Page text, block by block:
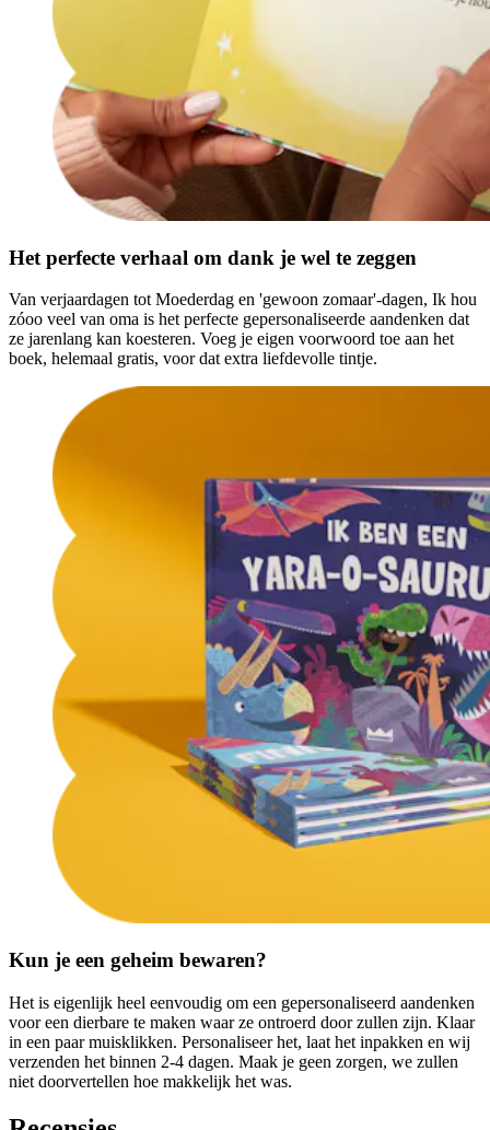
Het perfecte verhaal om dank je wel te zeggen
Van verjaardagen tot Moederdag en 'gewoon zomaar'-dagen, Ik hou
zóoo veel van oma is het perfecte gepersonaliseerde aandenken dat
ze jarenlang kan koesteren. Voeg je eigen voorwoord toe aan het
boek, helemaal gratis, voor dat extra liefdevolle tintje.
Kun je een geheim bewaren?
Het is eigenlijk heel eenvoudig om een gepersonaliseerd aandenken
voor een dierbare te maken waar ze ontroerd door zullen zijn. Klaar
in een paar muisklikken. Personaliseer het, laat het inpakken en wij
verzenden het binnen 2-4 dagen. Maak je geen zorgen, we zullen
niet doorvertellen hoe makkelijk het was.